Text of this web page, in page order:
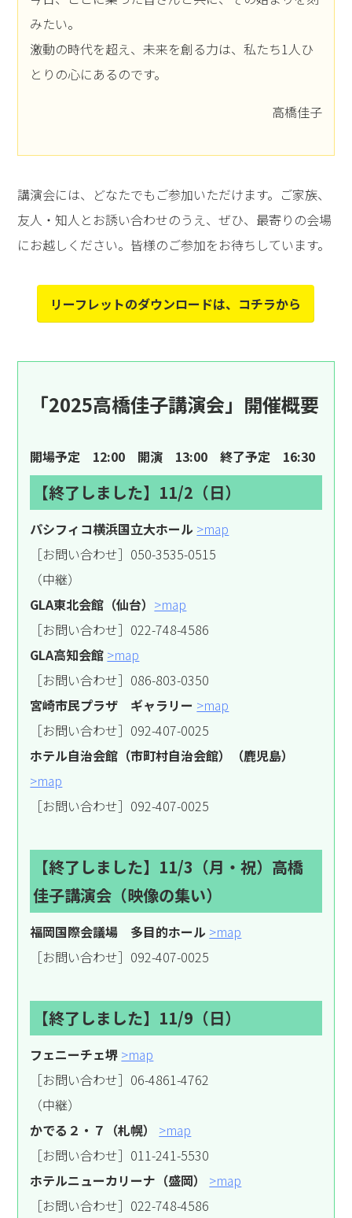
みたい。
激動の時代を超え、未来を創る力は、私たち1人ひ
とりの心にあるのです。
高橋佳子
講演会には、どなたでもご参加いただけます。ご家族、
友人・知人とお誘い合わせのうえ、ぜひ、最寄りの会場
にお越しください。皆様のご参加をお待ちしています。
リーフレットのダウンロードは、コチラから
「2025高橋佳子講演会」開催概要
開場予定 12:00 開演 13:00 終了予定 16:30
【終了しました】11/2（日）
パシフィコ横浜国立大ホール >map
［お問い合わせ］050-3535-0515
（中継）
GLA東北会館（仙台） >map
［お問い合わせ］022-748-4586
GLA高知会館 >map
［お問い合わせ］086-803-0350
宮崎市民プラザ ギャラリー >map
［お問い合わせ］092-407-0025
ホテル自治会館（市町村自治会館）（鹿児島）
>map
［お問い合わせ］092-407-0025
【終了しました】 11/3（月・祝）高橋
佳子講演会（映像の集い）
福岡国際会議場 多目的ホール >map
［お問い合わせ］092-407-0025
【終了しました】 11/9（日）
フェニーチェ堺 >map
［お問い合わせ］06-4861-4762
（中継）
かでる２・７（札幌）
>map
［お問い合わせ］011-241-5530
ホテルニューカリーナ（盛岡）
>map
［お問い合わせ］022-748-4586